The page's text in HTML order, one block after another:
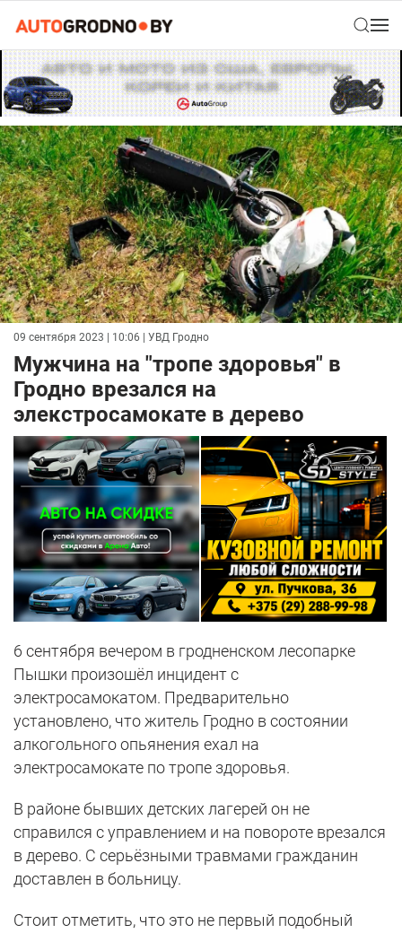
09 сентября 2023 | 10:06 | УВД Гродно
Мужчина на "тропе здоровья" в
Гродно врезался на
элекстросамокате в дерево
6 сентября вечером в гродненском лесопарке
Пышки произошёл инцидент с
электросамокатом. Предварительно
установлено, что житель Гродно в состоянии
алкогольного опьянения ехал на
электросамокате по тропе здоровья.
В районе бывших детских лагерей он не
справился с управлением и на повороте врезался
в дерево. С серьёзными травмами гражданин
доставлен в больницу.
Стоит отметить, что это не первый подобный